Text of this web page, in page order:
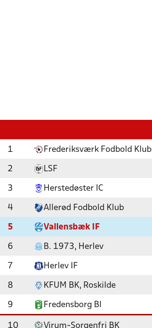
1 Frederiksværk Fodbold Klub
2 LSF
3 Herstedøster IC
4 Allerød Fodbold Klub
5 Vallensbæk IF
6 B. 1973, Herlev
7 Herlev IF
8 KFUM BK, Roskilde
9 Fredensborg BI
10 Virum-Sorgenfri BK